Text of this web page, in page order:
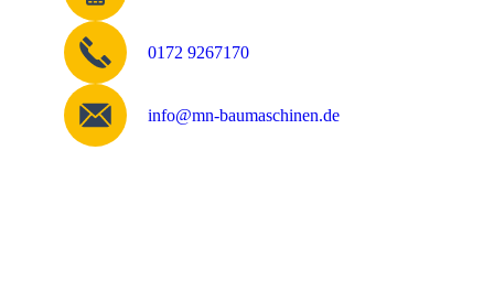
0172 9267170
info@mn-baumaschinen.de